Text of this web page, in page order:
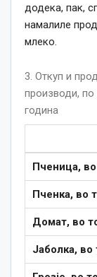
додека, пак,
намалиле
млеко.
3. Откуп и
производи,
година
Пченица,
Пченка, во
Домат, во
Јаболка, во